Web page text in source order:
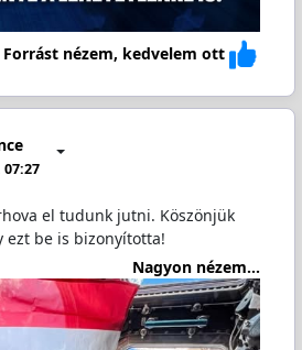
Forrást nézem, kedvelem ott
07:27
el tudunk jutni. Köszönjük
ezt be is bizonyította!
Nagyon nézem...